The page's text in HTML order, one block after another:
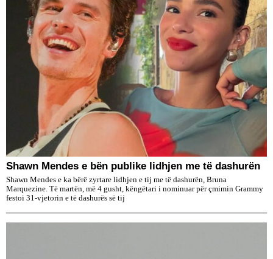
​Shawn Mendes e bën publike lidhjen me të dashurën
Shawn Mendes e ka bërë zyrtare lidhjen e tij me të dashurën, Bruna
Marquezine. Të martën, më 4 gusht, këngëtari i nominuar për çmimin Grammy
festoi 31-vjetorin e të dashurës së tij